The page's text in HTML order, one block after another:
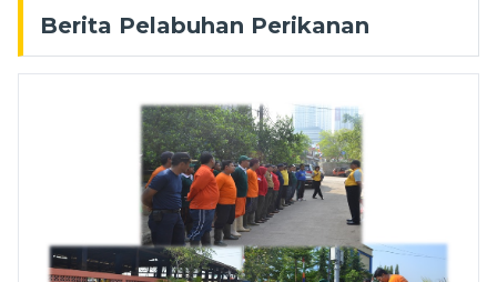
Berita Pelabuhan Perikanan